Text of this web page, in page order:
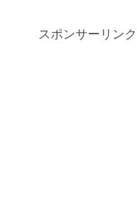
スポンサーリンク